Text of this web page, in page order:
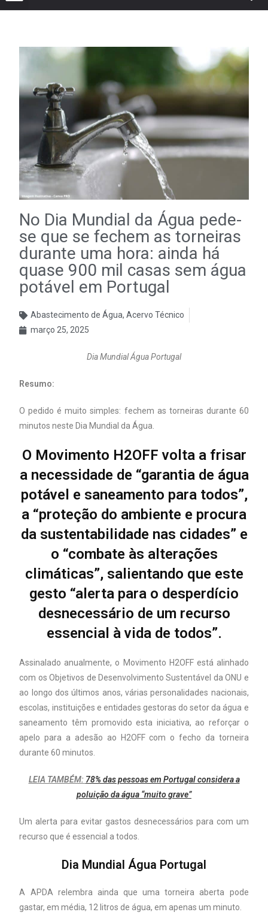
No Dia Mundial da Água pede-
se que se fechem as torneiras
durante uma hora: ainda há
quase 900 mil casas sem água
potável em Portugal
Abastecimento de Água,Acervo Técnico
março 25, 2025
Dia Mundial Água Portugal
Resumo:
O pedido é muito simples: fechem as torneiras durante 60
minutos neste Dia Mundial da Água.
O Movimento H2OFF volta a frisar
a necessidade de “garantia de água
potável e saneamento para todos”,
a “proteção do ambiente e procura
da sustentabilidade nas cidades” e
o “combate às alterações
climáticas”, salientando que este
gesto “alerta para o desperdício
desnecessário de um recurso
essencial à vida de todos”.
Assinalado anualmente, o Movimento H2OFF está alinhado
com os Objetivos de Desenvolvimento Sustentável da ONU e
ao longo dos últimos anos, várias personalidades nacionais,
escolas, instituições e entidades gestoras do setor da água e
saneamento têm promovido esta iniciativa, ao reforçar o
apelo para a adesão ao H2OFF com o fecho da torneira
durante 60 minutos.
LEIA TAMBÉM: 78% das pessoas em Portugal considera a
poluição da água “muito grave”
Um alerta para evitar gastos desnecessários para com um
recurso que é essencial a todos.
Dia Mundial Água Portugal
A APDA relembra ainda que uma torneira aberta pode
gastar, em média, 12 litros de água, em apenas um minuto.